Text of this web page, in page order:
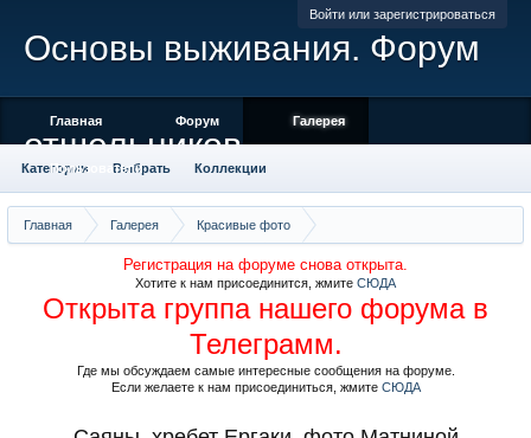
Войти или зарегистрироваться
Главная Галерея Красивые фото
Саяны, хребет Ергаки, фото Матниной
Регистрация на форуме снова открыта.
Хотите к нам присоединится, жмите СЮДА
Открыта группа нашего форума в
Телеграмм.
Где мы обсуждаем самые интересные сообщения на форуме.
Если желаете к нам присоединиться, жмите СЮДА
Основы выживания. Форум
отшельников
Главная Форум Галерея
Категории Выбрать Коллекции
Места отмеченные на карте Камера Облако тегов
Пользователи